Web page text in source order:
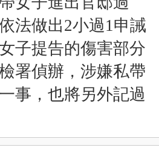
法做出2小過1申誡
子提告的傷害部分
署偵辦，涉嫌私帶
事，也將另外記過